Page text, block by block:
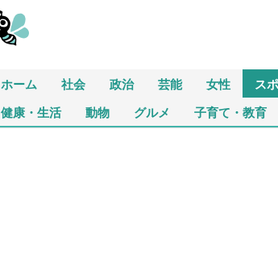
ホーム 社会 政治 芸能 女性 ス
健康・生活 動物 グルメ 子育て・教育